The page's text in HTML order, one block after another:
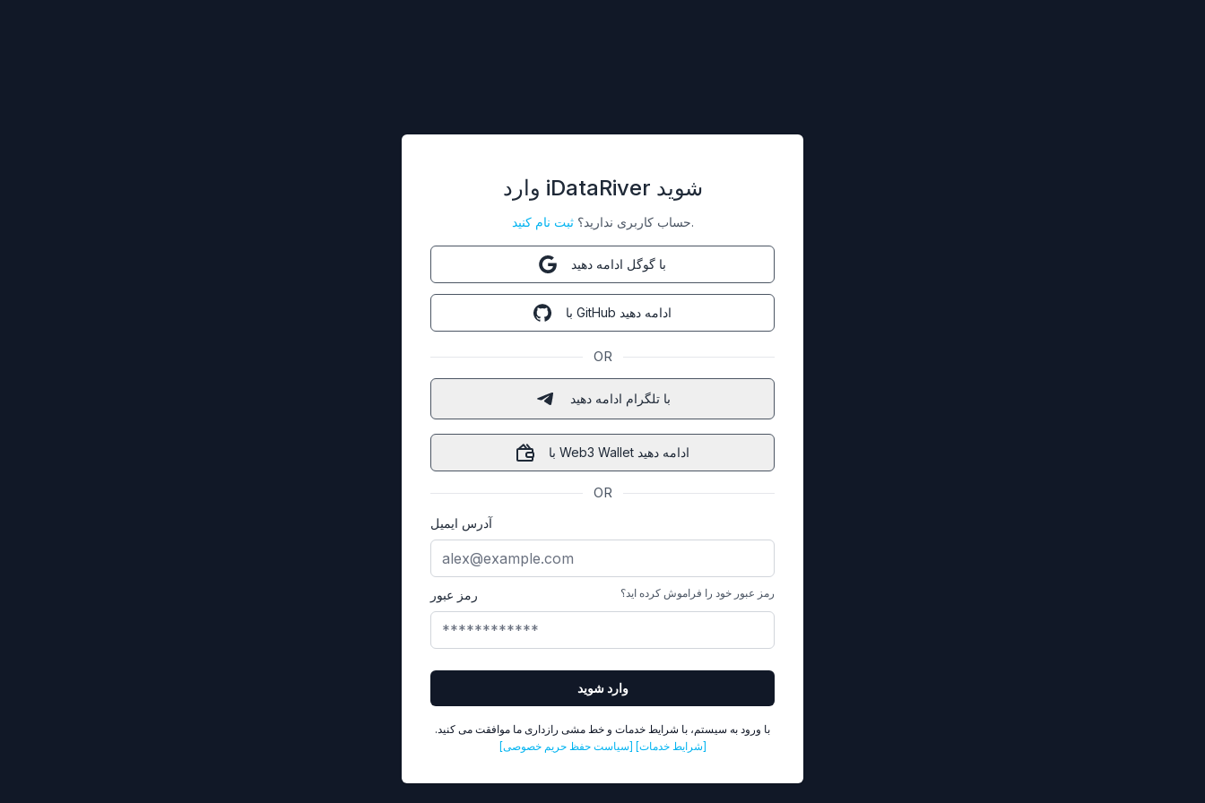
وارد iDataRiver شوید
حساب کاربری ندارید؟ثبت نام کنید .
با گوگل ادامه دهید
با GitHub ادامه دهید
OR
با تلگرام ادامه دهید
با Web3 Wallet ادامه دهید
OR
آدرس ایمیل
رمز عبور رمز عبور خود را فراموش کرده اید؟
وارد شوید
با ورود به سیستم، با شرایط خدمات و خط مشی رازداری ما موافقت می کنید.
[شرایط خدمات] [سیاست حفظ حریم خصوصی]